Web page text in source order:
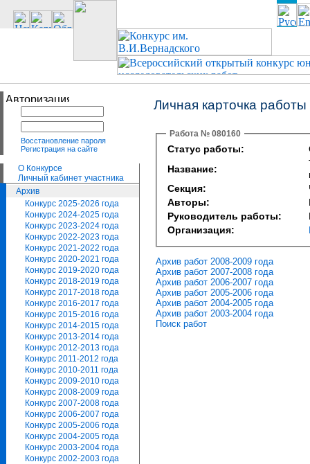
Восстановление пароля
Регистрация на сайте
О Конкурсе
Личный кабинет участника
Архив
Конкурс 2025-2026 года
Конкурс 2024-2025 года
Конкурс 2023-2024 года
Конкурс 2022-2023 года
Конкурс 2021-2022 года
Конкурс 2020-2021 года
Конкурс 2019-2020 года
Конкурс 2018-2019 года
Конкурс 2017-2018 года
Конкурс 2016-2017 года
Конкурс 2015-2016 года
Конкурс 2014-2015 года
Конкурс 2013-2014 года
Конкурс 2012-2013 года
Конкурс 2011-2012 года
Конкурс 2010-2011 года
Конкурс 2009-2010 года
Конкурс 2008-2009 года
Конкурс 2007-2008 года
Конкурс 2006-2007 года
Конкурс 2005-2006 года
Конкурс 2004-2005 года
Конкурс 2003-2004 года
Конкурс 2002-2003 года
Личная карточка работы
Работа № 080160
Статус работы:
Название:
Секция:
Авторы:
Руководитель работы:
Организация:
Архив работ 2008-2009 года
Архив работ 2007-2008 года
Архив работ 2006-2007 года
Архив работ 2005-2006 года
Архив работ 2004-2005 года
Архив работ 2003-2004 года
Поиск работ